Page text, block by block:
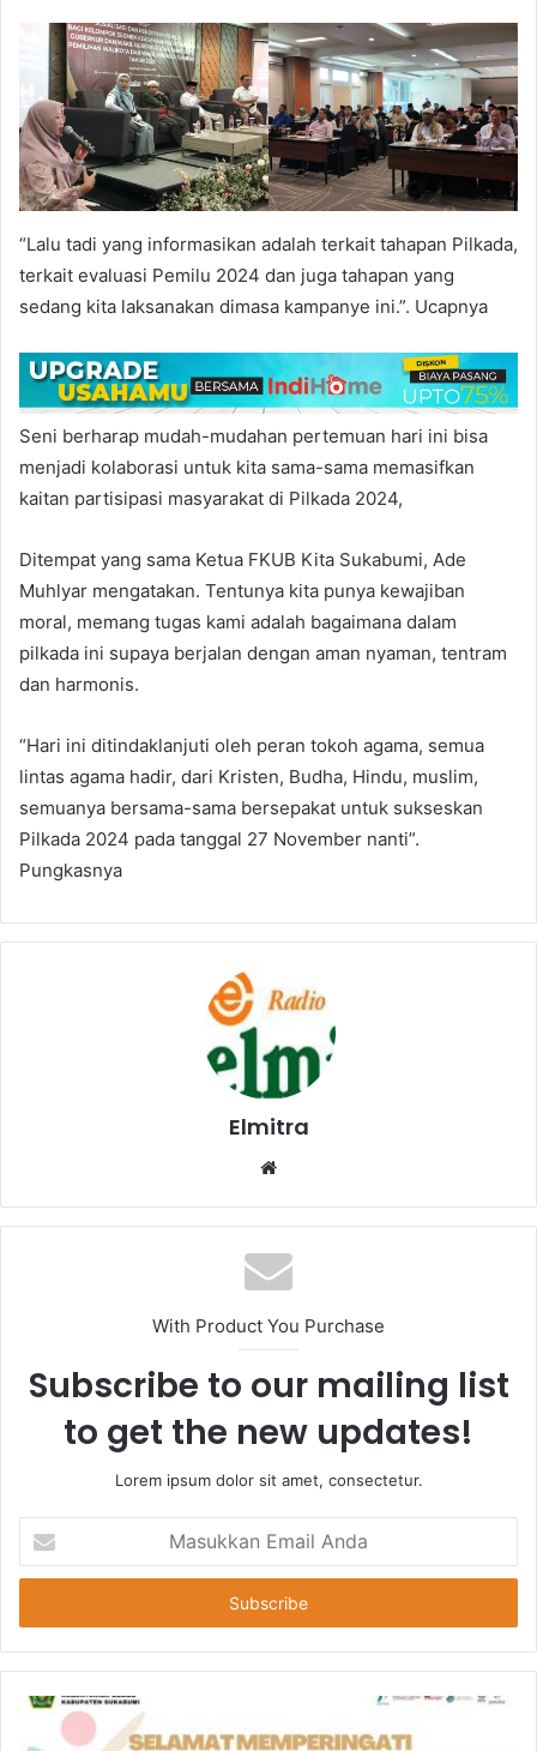
“Lalu tadi yang informasikan adalah terkait tahapan Pilkada,
terkait evaluasi Pemilu 2024 dan juga tahapan yang
sedang kita laksanakan dimasa kampanye ini.”. Ucapnya
Seni berharap mudah-mudahan pertemuan hari ini bisa
menjadi kolaborasi untuk kita sama-sama memasifkan
kaitan partisipasi masyarakat di Pilkada 2024,
Ditempat yang sama Ketua FKUB Kita Sukabumi, Ade
Muhlyar mengatakan. Tentunya kita punya kewajiban
moral, memang tugas kami adalah bagaimana dalam
pilkada ini supaya berjalan dengan aman nyaman, tentram
dan harmonis.
“Hari ini ditindaklanjuti oleh peran tokoh agama, semua
lintas agama hadir, dari Kristen, Budha, Hindu, muslim,
semuanya bersama-sama bersepakat untuk sukseskan
Pilkada 2024 pada tanggal 27 November nanti”.
Pungkasnya
Elmitra
Website
With Product You Purchase
Subscribe to our mailing list
to get the new updates!
Lorem ipsum dolor sit amet, consectetur.
Email
Anda